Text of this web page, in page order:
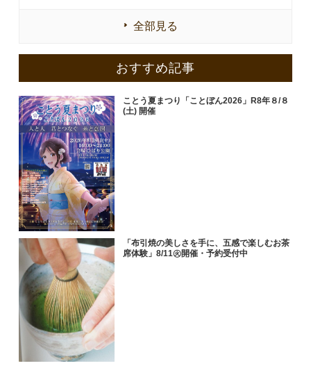
全部見る
おすすめ記事
ことう夏まつり「ことぼん2026」R8年８/８
(土) 開催
「布引焼の美しさを手に、五感で楽しむお茶
席体験」8/11㊋開催・予約受付中